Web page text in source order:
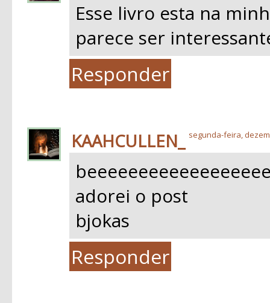
Esse livro esta na
parece ser
Responder
KAAHCULLEN_ segunda-feira,
adorei o post
bjokas
Responder